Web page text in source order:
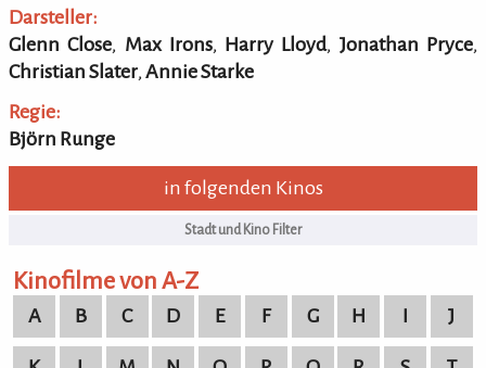
Darsteller:
Glenn Close, Max Irons, Harry Lloyd, Jonathan Pryce,
Christian Slater, Annie Starke
Regie:
Björn Runge
in folgenden Kinos
Kinofilme von A-Z
A B C D E F G H I J